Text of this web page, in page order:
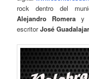
rock dentro del
Alejandro Romeray
escritorJosé